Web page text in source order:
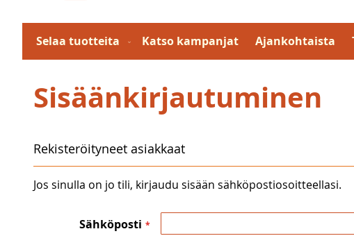
Selaa tuotteita Katso kampanjat Ajankohtaista
Sisäänkirjautuminen
Rekisteröityneet asiakkaat
Jos sinulla on jo tili, kirjaudu sisään sähköpostiosoitteellasi.
Sähköposti